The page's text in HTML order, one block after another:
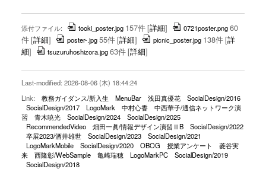
添付ファイル: tooki_poster.jpg 157件[詳細] 0721poster.png60
件[詳細] poster-.jpg55件[詳細] picnic_poster.jpg 138件[詳
細] tsuzuruhoshizora.jpg63件[詳細]
Last-modified: 2026-08-06 (木) 18:44:24
Link:
教務ガイダンス/新入生 MenuBar 浅田真優花
SocialDesign/2016
SocialDesign/2017
LogoMark 中村心香
中西華子/通信ネットワーク演
習
青木暁光 SocialDesign/2024
SocialDesign/2025
RecommendedVideo
畑田一眞/情報デザイン演習ⅡB
SocialDesign/2022
卒展2023/酒井雄世
SocialDesign/2023
SocialDesign/2021
LogoMarkMobile
SocialDesign/2020 OBOG 授業アンケート
菱谷実
来
西隆彰/WebSample 亀崎瑞穂 LogoMarkPC
SocialDesign/2019
SocialDesign/2018